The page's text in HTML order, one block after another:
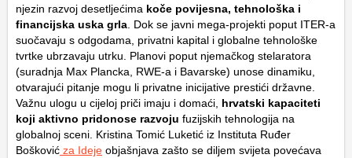
njezin razvoj desetljećima koče povijesna, tehnološka i
financijska uska grla . Dok se javni mega-projekti poput ITER-a
suočavaju s odgodama, privatni kapital i globalne tehnološke
tvrtke ubrzavaju utrku. Planovi poput njemačkog stelaratora
(suradnja Max Plancka, RWE-a i Bavarske) unose dinamiku,
otvarajući pitanje mogu li privatne inicijative prestići državne.
Važnu ulogu u cijeloj priči imaju i domaći, hrvatski kapaciteti
koji aktivno pridonose razvoju fuzijskih tehnologija na
globalnoj sceni. Kristina Tomić Luketić iz Instituta Ruđer
Bošković za Ideje objašnjava zašto se diljem svijeta povećava